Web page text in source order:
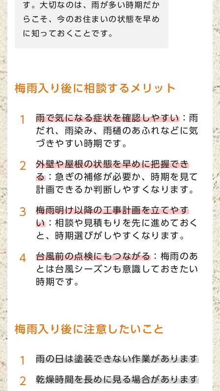
す。大切なのは、雨が多い時期だか
らこそ、今のお住まいの状態を早め
に知っておくことです。
梅雨入り後に相談するメリット
雨で気になる症状を確認しやすい：雨
だれ、雨染み、雨樋のあふれなどに気
づきやすい時期です。
外壁や屋根の状態を早めに把握でき
る：急ぎの補修が必要か、時期を見て
計画できるか判断しやすくなります。
梅雨明け以降の工事計画を立てやす
い：相談や見積もりを先に進めておく
と、時期選びがしやすくなります。
台風前の点検にもつながる ：梅雨のあ
とは台風シーズンも意識しておきたい
時期です。
梅雨入り後に注意したいこと
雨の日は塗装できない作業があります
乾燥時間を長めに見る場合があります